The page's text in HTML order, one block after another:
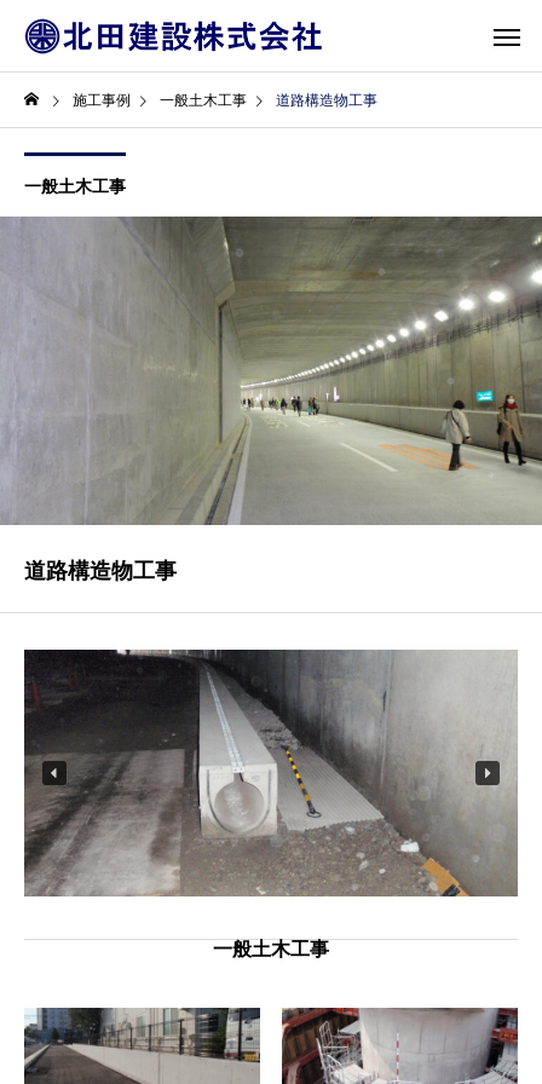
施工事例 一般土木工事 道路構造物工事
一般土木工事
道路構造物工事
一般土木工事